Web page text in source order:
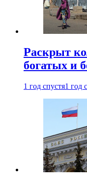
Раскрыт
богатых и
1 год спустя1 год